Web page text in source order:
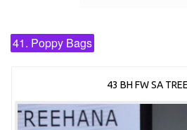
41. Poppy Bags
43 BH FW SA